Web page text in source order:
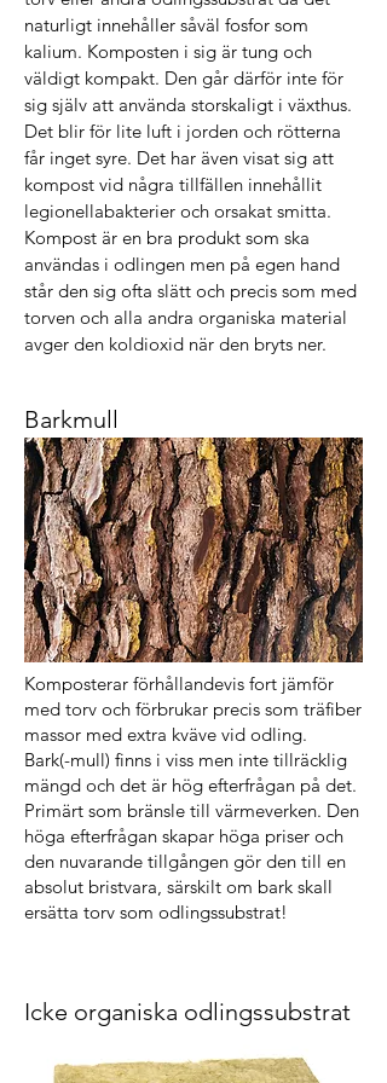
naturligt innehåller såväl fosfor som
kalium. Komposten i sig är tung och
väldigt kompakt. Den går därför inte för
sig själv att använda storskaligt i växthus.
Det blir för lite luft i jorden och rötterna
får inget syre. Det har även visat sig att
kompost vid några tillfällen innehållit
legionellabakterier och orsakat smitta.
Kompost är en bra produkt som ska
användas i odlingen men på egen hand
står den sig ofta slätt och precis som med
torven och alla andra organiska material
avger den koldioxid när den bryts ner.
Barkmull
Komposterar förhållandevis fort jämför
med torv och förbrukar precis som träfiber
massor med extra kväve vid odling.
Bark(-mull) finns i viss men inte tillräcklig
mängd och det är hög efterfrågan på det.
Primärt som bränsle till värmeverken. Den
höga efterfrågan skapar höga priser och
den nuvarande tillgången gör den till en
absolut bristvara, särskilt om bark skall
ersätta torv som odlingssubstrat!
Icke organiska odlingssubstrat